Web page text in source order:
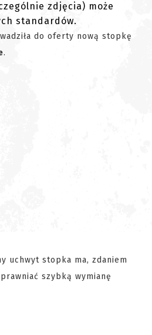
zdjęcia) może
standardów.
do oferty nową stopkę
.
uchwyt stopka ma, zdaniem
szybką wymianę